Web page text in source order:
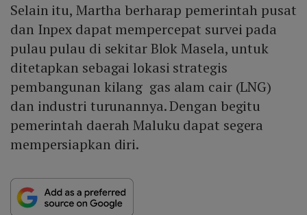
Selain itu, Martha berharap pemerintah pusat
dan Inpex dapat mempercepat survei pada
pulau pulau di sekitar Blok Masela, untuk
ditetapkan sebagai lokasi strategis
pembangunan kilang gas alam cair (LNG)
dan industri turunannya. Dengan begitu
pemerintah daerah Maluku dapat segera
mempersiapkan diri.